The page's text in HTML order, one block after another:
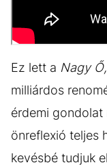
Ez lett a Nagy Ő,
milliárdos
érdemi gondolat
önreflexió teljes
kevésbé tudjuk